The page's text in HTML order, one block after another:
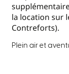
la location sur
Contreforts).
Plein air et